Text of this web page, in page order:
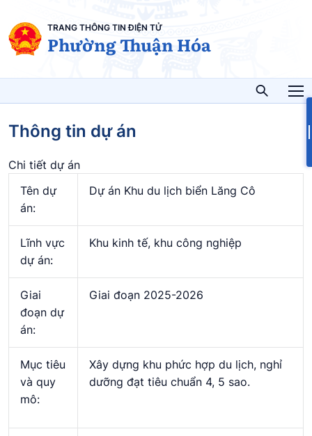
TRANG THÔNG TIN ĐIỆN TỬ
Phường Thuận Hóa
Thông tin dự án
Chi tiết dự án
Tên dự
án:
Dự án Khu du lịch biển Lăng Cô
Lĩnh vực
dự án:
Khu kinh tế, khu công nghiệp
Giai
đoạn dự
án:
Giai đoạn 2025-2026
Mục tiêu
và quy
mô:
Xây dựng khu phức hợp du lịch, nghỉ
dưỡng đạt tiêu chuẩn 4, 5 sao.